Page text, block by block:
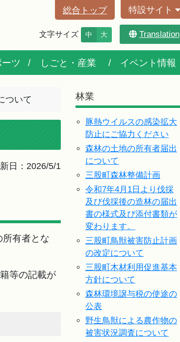
総合トップ 特設サイト
文字サイズ 中 大 Translation
ツ しごと・産業 イベント情報
ついて
日：2026/5/1
有者とな
等の記載が
林業
豚熱ウイルスの感染拡大
防止にご協力ください
森林の土地の所有者届出
について
三股町森林整備計画
令和7年4月1日より伐採
及び伐採後の造林の届出
書の様式及び添付書類が
変わります。
三股町鳥獣被害防止計画
の改定について
三股町木材利用促進基本
方針について
森林環境譲与税の使途の
公表
野生鳥獣による農作物の
被害状況調査について